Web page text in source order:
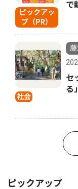
ピックアッ
プ（PR）
で
社会
セ
る
ピックアップ